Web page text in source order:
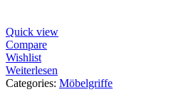
Quick view
Compare
Wishlist
Weiterlesen
Categories: Möbelgriffe